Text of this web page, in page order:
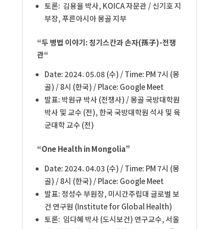
토론: 김용율 박사, KOICA 자문관 / 신기호 지
부장, 푸른아시아몽골 지부
“두 병법 이야기: 칭기스칸과 손자(孫子)-전쟁
관“
Date: 2024. 05.08 (수) / Time: PM 7시 (몽
골) / 8시 (한국) / Place: Google Meet
발표: 박원규 박사 (전쟁사) / 몽골 국방대학원
박사 및 교수 (전), 한국 국방대학원 석사 및 육
군대학 교수 (전)
“One Health in Mongolia”
Date: 2024. 04.03 (수) / Time: PM 7시 (몽
골) / 8시 (한국) / Place: Google Meet
발표: 정성수 부원장, 미시간주립대 글로벌 보
건 연구원 (Institute for Global Health)
토론: 임다혜 박사 (도시보건) 연구교수, 서울